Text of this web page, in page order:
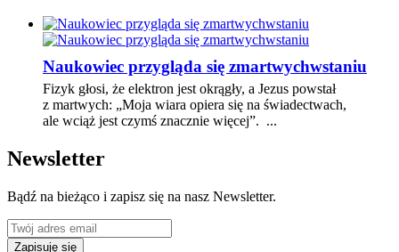
Naukowiec przygląda się zmartwychwstaniu
Fizyk głosi, że elektron jest okrągły, a Jezus powstał
z martwych: „Moja wiara opiera się na świadectwach,
ale wciąż jest czymś znacznie więcej”. ...
Newsletter
Bądź na bieżąco i zapisz się na nasz Newsletter.
Zapisuję się